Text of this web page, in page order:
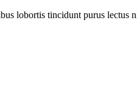
lobortis tincidunt purus